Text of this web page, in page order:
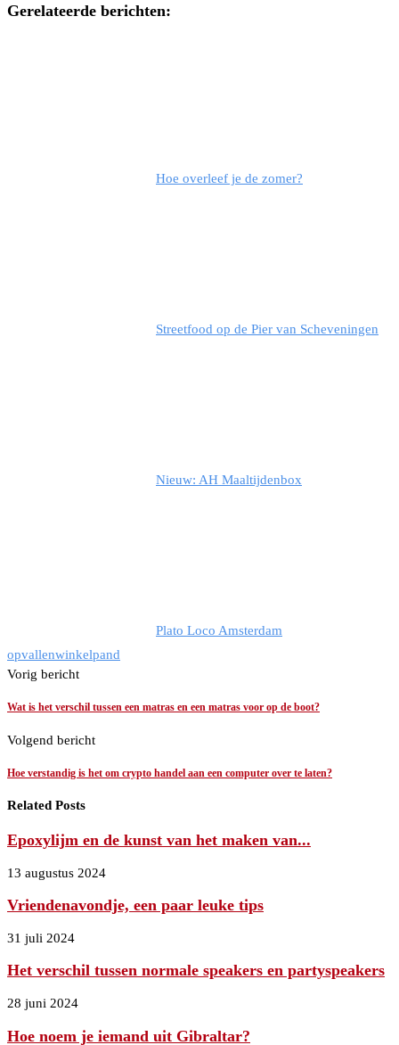
Gerelateerde berichten:
Hoe overleef je de zomer?
Streetfood op de Pier van Scheveningen
Nieuw: AH Maaltijdenbox
Plato Loco Amsterdam
opvallenwinkelpand
Vorig bericht
Wat is het verschil tussen een matras en een matras voor op de boot?
Volgend bericht
Hoe verstandig is het om crypto handel aan een computer over te laten?
Related Posts
Epoxylijm en de kunst van het maken van...
13 augustus 2024
Vriendenavondje, een paar leuke tips
31 juli 2024
Het verschil tussen normale speakers en partyspeakers
28 juni 2024
Hoe noem je iemand uit Gibraltar?